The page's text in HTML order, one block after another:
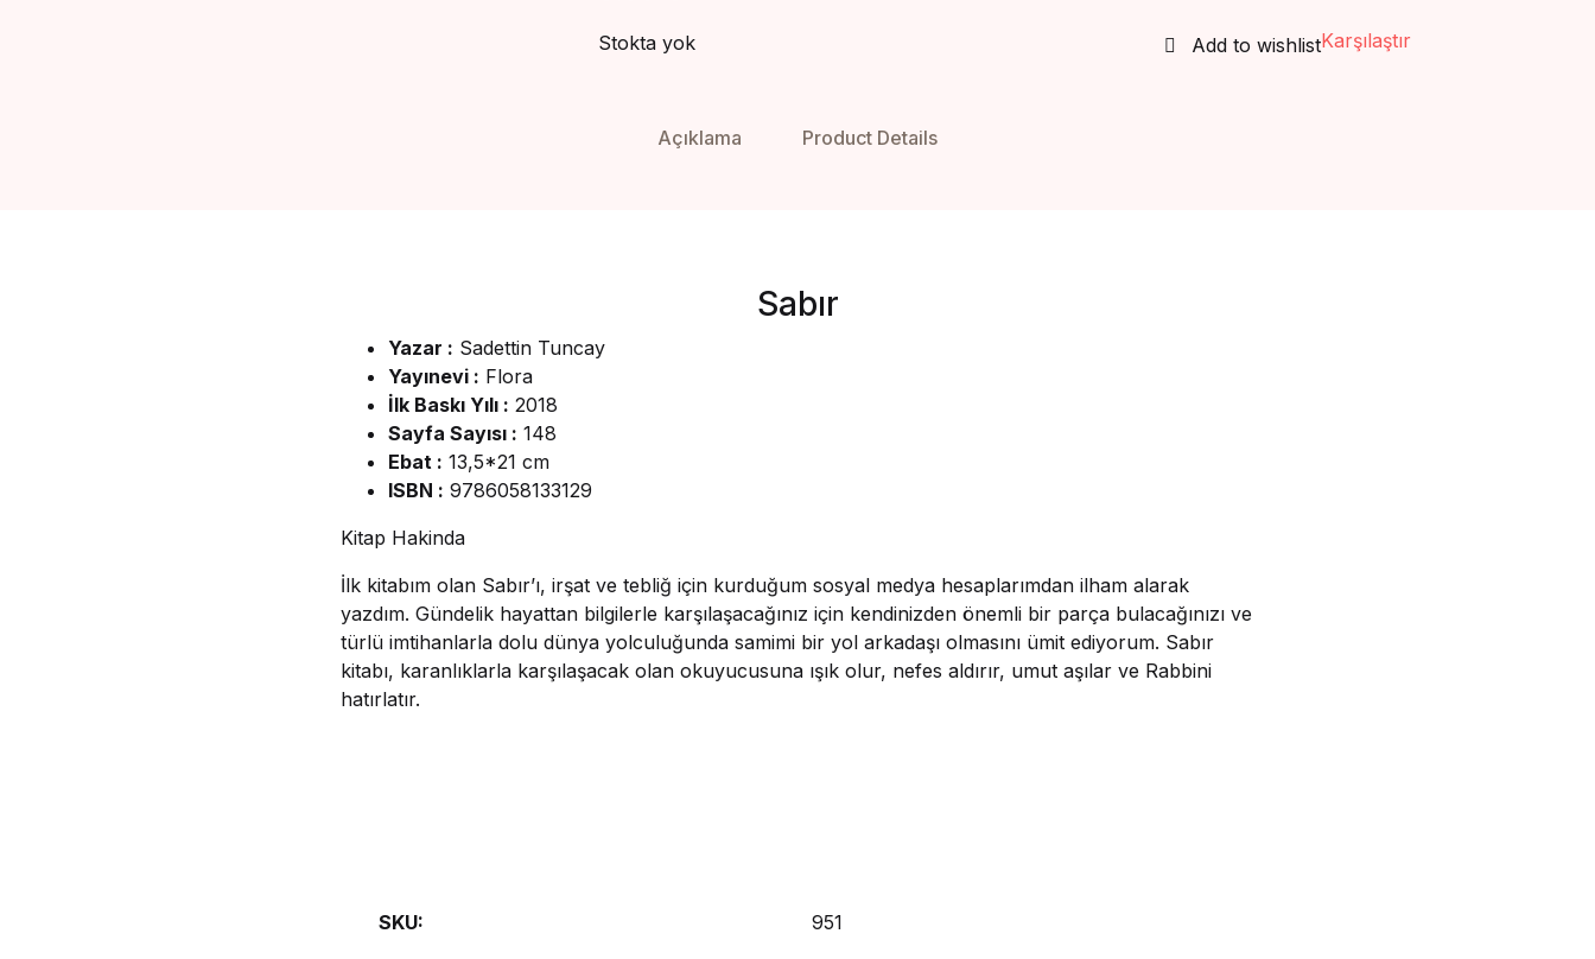
Create Account
Stokta yok Add to wishlistKarşılaştır
Açıklama Product Details
Sabır
Yazar : Sadettin Tuncay
Yayınevi : Flora
İlk Baskı Yılı : 2018
Sayfa Sayısı : 148
Ebat : 13,5*21 cm
ISBN : 9786058133129
Kitap Hakinda
İlk kitabım olan Sabır’ı, irşat ve tebliğ için kurduğum sosyal medya hesaplarımdan ilham alarak
yazdım. Gündelik hayattan bilgilerle karşılaşacağınız için kendinizden önemli bir parça bulacağınızı ve
türlü imtihanlarla dolu dünya yolculuğunda samimi bir yol arkadaşı olmasını ümit ediyorum. Sabır
kitabı, karanlıklarla karşılaşacak olan okuyucusuna ışık olur, nefes aldırır, umut aşılar ve Rabbini
hatırlatır.
SKU: 951